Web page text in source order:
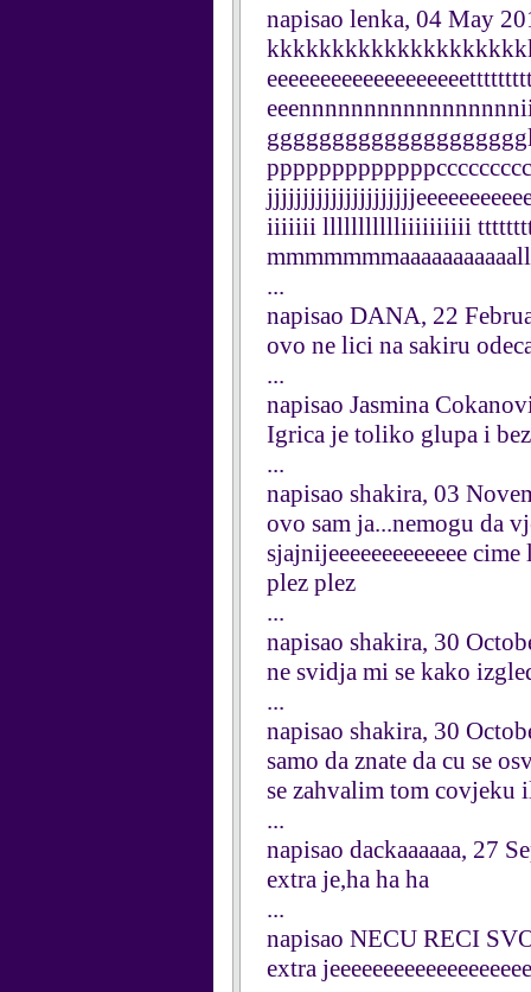
napisao lenka, 04 May
iiiiiii llllllllllliiiiiiiiii
...
napisao DANA, 22
ovo ne lici na sakiru
...
napisao Jasmina
Igrica je toliko glupa i
...
napisao shakira, 03
ovo sam ja...nemogu da
sjajnijeeeeeeeeeeeee
plez plez
...
napisao shakira, 30
ne svidja mi se kako
...
napisao shakira, 30
samo da znate da cu se
se zahvalim tom covjeku
...
napisao dackaaaaaa, 27
extra je,ha ha ha
...
napisao NECU RECI
extra